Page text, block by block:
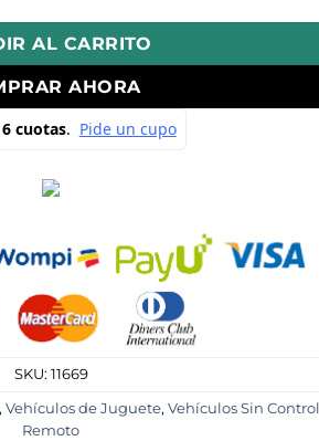
AL CARRITO
AHORA
SKU: 11669
, Vehículos de Juguete, Vehículos Sin Control
Remoto